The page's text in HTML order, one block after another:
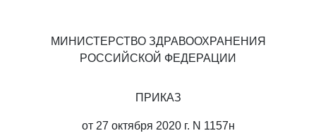
МИНИСТЕРСТВО ЗДРАВООХРАНЕНИЯ
РОССИЙСКОЙ ФЕДЕРАЦИИ
ПРИКАЗ
от 27 октября 2020 г. N 1157н